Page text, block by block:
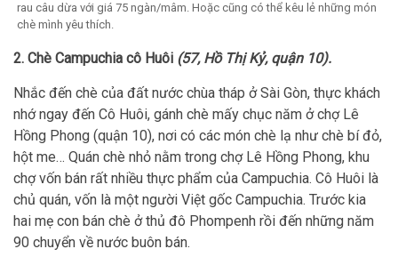
rau câu dừa với giá 75 ngàn/mâm. Hoặc cũng có thể kêu lẻ những món
chè mình yêu thích.
2. Chè Campuchia cô Huôi (57, Hồ Thị Kỷ, quận 10).
Nhắc đến chè của đất nước chùa tháp ở Sài Gòn, thực khách
nhớ ngay đến Cô Huôi, gánh chè mấy chục năm ở chợ Lê
Hồng Phong (quận 10), nơi có các món chè lạ như chè bí đỏ,
hột me… Quán chè nhỏ nằm trong chợ Lê Hồng Phong, khu
chợ vốn bán rất nhiều thực phẩm của Campuchia. Cô Huôi là
chủ quán, vốn là một người Việt gốc Campuchia. Trước kia
hai mẹ con bán chè ở thủ đô Phompenh rồi đến những năm
90 chuyển về nước buôn bán.